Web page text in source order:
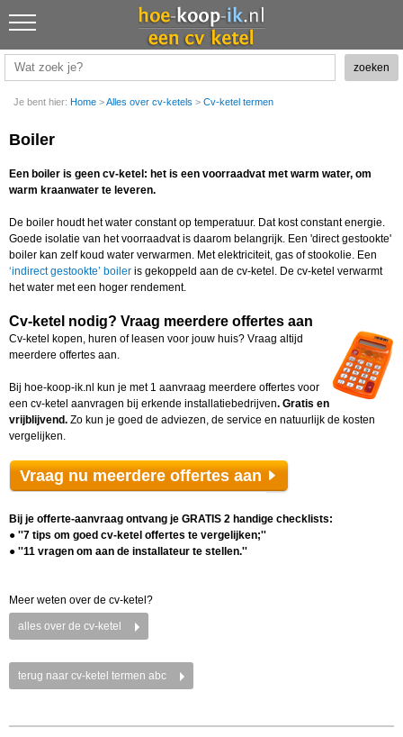
Je bent hier: Home >Alles over cv-ketels > Cv-ketel termen
Boiler
Een boiler is geen cv-ketel: het is een voorraadvat met warm water, om
warm kraanwater te leveren.
De boiler houdt het water constant op temperatuur. Dat kost constant energie.
Goede isolatie van het voorraadvat is daarom belangrijk. Een 'direct gestookte'
boiler kan zelf koud water verwarmen. Met elektriciteit, gas of stookolie. Een
‘indirect gestookte’ boiler is gekoppeld aan de cv-ketel. De cv-ketel verwarmt
het water met een hoger rendement.
Cv-ketel nodig? Vraag meerdere offertes aan
Cv-ketel kopen, huren of leasen voor jouw huis? Vraag altijd
meerdere offertes aan.
Bij hoe-koop-ik.nl kun je met 1 aanvraag meerdere offertes voor
een cv-ketel aanvragen bij erkende installatiebedrijven. Gratis en
vrijblijvend. Zo kun je goed de adviezen, de service en natuurlijk de kosten
vergelijken.
Vraag nu meerdere offertes aan
Bij je offerte-aanvraag ontvang je GRATIS 2 handige checklists:
● ''7 tips om goed cv-ketel offertes te vergelijken;''
● ''11 vragen om aan de installateur te stellen.''
Meer weten over de cv-ketel?
alles over de cv-ketel
terug naar cv-ketel termen abc